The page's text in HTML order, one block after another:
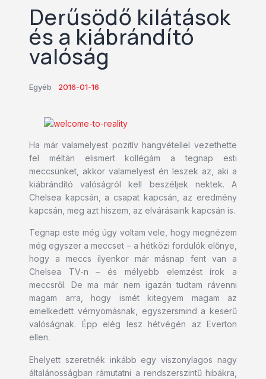
Derűsödő kilátások
és a kiábrándító
valóság
Egyéb 2016-01-16
Ha már valamelyest pozitív hangvétellel vezethette
fel méltán elismert kollégám a tegnap esti
meccsünket, akkor valamelyest én leszek az, aki a
kiábrándító valóságról kell beszéljek nektek. A
Chelsea kapcsán, a csapat kapcsán, az eredmény
kapcsán, meg azt hiszem, az elvárásaink kapcsán is.
Tegnap este még úgy voltam vele, hogy megnézem
még egyszer a meccset – a hétközi fordulók előnye,
hogy a meccs ilyenkor már másnap fent van a
Chelsea TV-n – és mélyebb elemzést írok a
meccsről. De ma már nem igazán tudtam rávenni
magam arra, hogy ismét kitegyem magam az
emelkedett vérnyomásnak, egyszersmind a keserű
valóságnak. Épp elég lesz hétvégén az Everton
ellen.
Ehelyett szeretnék inkább egy viszonylagos nagy
általánosságban rámutatni a rendszerszintű hibákra,